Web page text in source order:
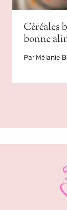
Céréales
bonne
Par Mélanie